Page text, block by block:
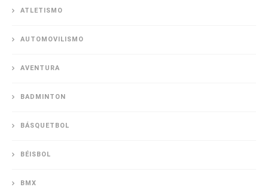
ATLETISMO
AUTOMOVILISMO
AVENTURA
BADMINTON
BÁSQUETBOL
BÉISBOL
BMX